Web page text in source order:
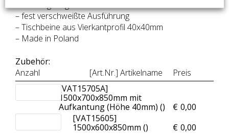
– fest verschweißte Ausführung
– Tischbeine aus Vierkantprofil 40x40mm
– Made in Poland
Zubehör:
Anzahl
[Art.Nr.] Artikelname
Preis
[VAT15705A]
1500x700x850mm mit
Aufkantung (Höhe 40mm) (
€ 0,00
)
[VAT15605]
1500x600x850mm (
€ 0,00
)